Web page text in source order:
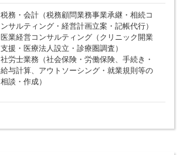
税務・会計（税務顧問業務事業承継・相続コ
ンサルティング・経営計画立案・記帳代行）
医業経営コンサルティング（クリニック開業
支援・医療法人設立・診療圏調査）
社労士業務（社会保険・労働保険、手続き・
給与計算、アウトソーシング・就業規則等の
相談・作成）